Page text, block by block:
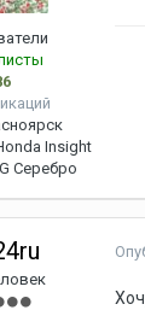
Insight
Серебро